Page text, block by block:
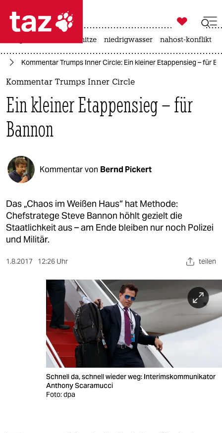
 taz zahl ich
taz zahl ich
politik
öko
gesellschaft
kultur
sport
berlin
nord
wahrheit
veranstaltungen
fragen & hilfe
unterstützen

taz zahl ich
hitze niedrigwasser nahost-konflikt
Kommentar Trumps Inner Circle: Ein kleiner Etappensieg – für
Kommentar Trumps Inner Circle
Ein kleiner Etappensieg – für
Bannon
Kommentar von Bernd Pickert
Das „Chaos im Weißen Haus“ hat Methode:
Chefstratege Steve Bannon höhlt gezielt die
Staatlichkeit aus – am Ende bleiben nur noch Polizei
und Militär.
1.8.2017 12:26 Uhr teilen
Schnell da, schnell wieder weg: Interimskommunikator
Anthony Scaramucci
Foto: dpa